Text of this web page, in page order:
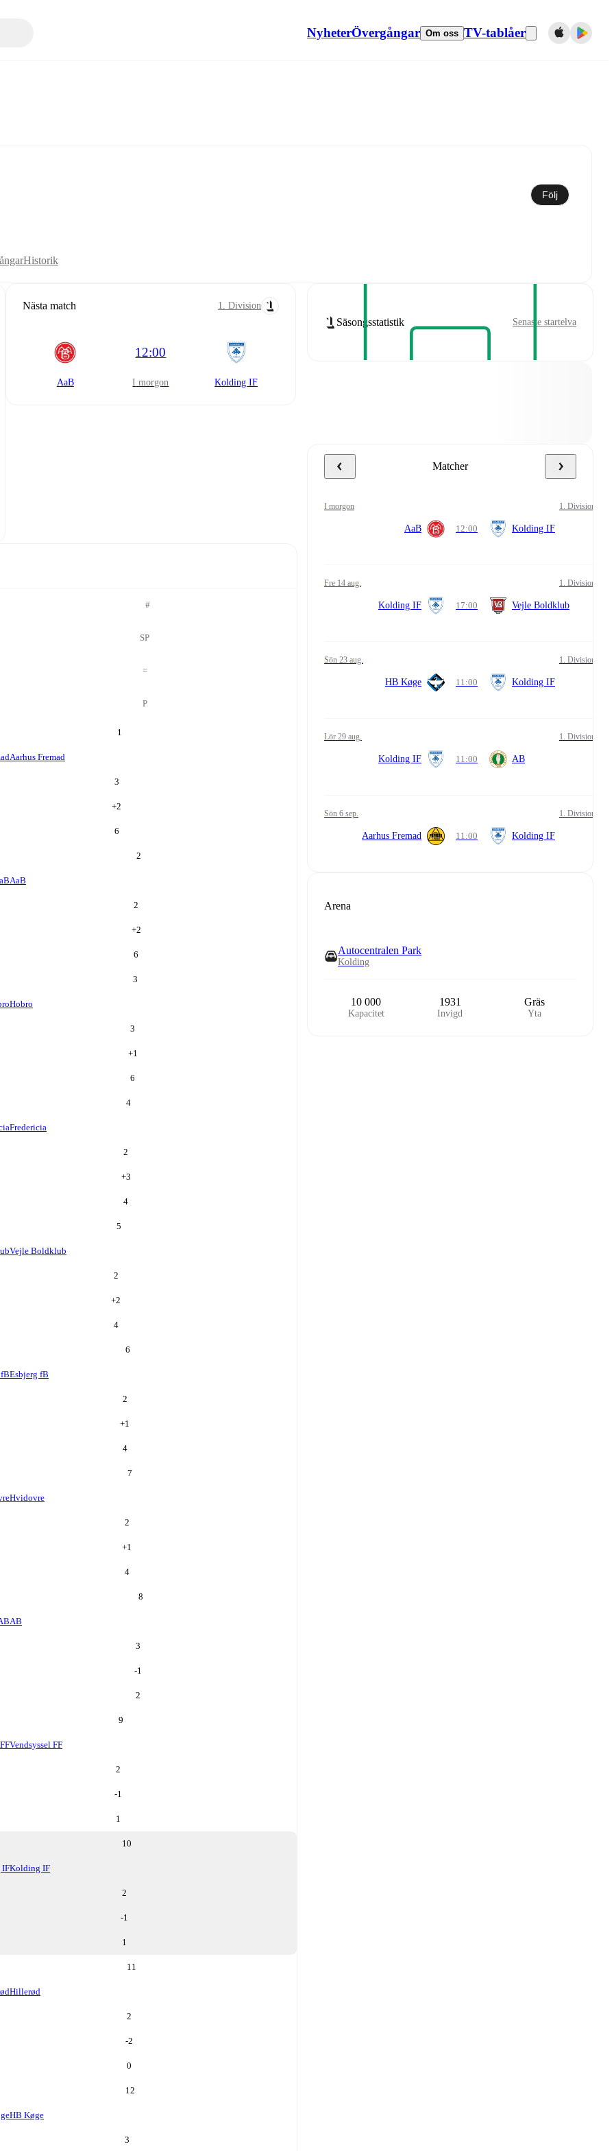
NyheterÖvergångar Om oss TV-tablåer
Följ
Historik
Nästa match 1. Division
AaB
12:00
i morgon Kolding IF
#
SP
=
P
1
Aarhus Fremad
3
+2
6
2
AaB
2
+2
6
3
Hobro
3
+1
6
4
Fredericia
2
+3
4
5
Vejle Boldklub
2
+2
4
6
Esbjerg fB
2
+1
4
7
Hvidovre
2
+1
4
8
AB
3
-1
2
9
Vendsyssel FF
2
-1
1
10
IFKolding IF
2
-1
1
11
Hillerød
2
-2
0
12
HB Køge
3
Säsongsstatistik Senaste startelva
Matcher
i morgon 1. Division
AaB 12:00 Kolding IF
fre 14 aug. 1. Division
Kolding IF 17:00 Vejle Boldklub
sön 23 aug. 1. Division
HB Køge 11:00 Kolding IF
lör 29 aug. 1. Division
Kolding IF 11:00 AB
sön 6 sep. 1. Division
Aarhus Fremad 11:00 Kolding IF
Arena
Autocentralen Park
Kolding
10 000
Kapacitet
1931
Invigd
Gräs
Yta